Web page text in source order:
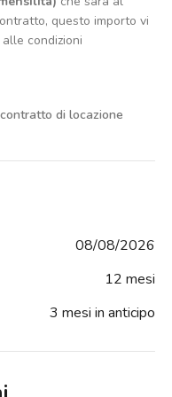
questo importo vi
condizioni
di locazione
08/08/2026
12 mesi
3 mesi in anticipo